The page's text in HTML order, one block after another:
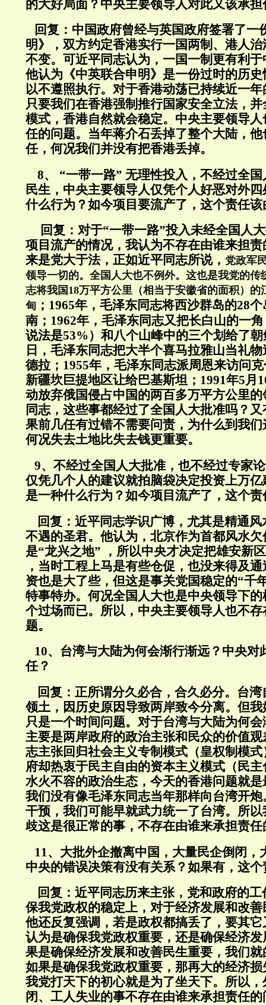
的大好局面？中央主要领导人对此又该承
回复：中国政府曾经与英国政府签署了一
明》，双方约定香港实行一国两制、港人
不变。可近平同志认为，一国一制更有利
他认为《中英联合申明》是一份过时的历
以不遵照执行。对于香港动荡已持续近一
只要我们在香港强制推行国家安全立法，
模式，香港自然就会稳定。中央主要领导
任的问题。当年蒋介石丢掉了整个大陆，
任，何况我们并没有把香港丢掉。
8、 “一带一路” 无理性投入，不经过全
民生，中央主要领导人仅凭个人好恶对外
什么行为？如今项目要流产了，这个责任
回复： 对于“一带一路”投入未经全国人
项目流产的情况，我认为不存在由谁来担
来是党大于法，正如近平同志所说， 党政军
领导一切的。全国人大也不例外。这也是我党的传
志将我国18万平方公里（相当于安徽省的面积）的
甸 ；1965年，毛泽东同志将西沙群岛的28
南；1962年，毛泽东同志又把长白山的一
说法是53%）和八个山峰中的三个划给了朝
日，毛泽东同志把大半个喜马拉雅山当礼
德拉；1955年，毛泽东同志派周恩来访问
新疆坎巨提地区让给巴基斯坦；1991年5月
动放弃俄国侵占中国的两百多万平方公里
同志，这些事都经过了全国人大批准吗？
果前几任有过错不需要问责，为什么到我
何况失去土地比失去钱更重要。
9、不经过全国人大批准，也不经过专家
仅凭几个人的建议就拍脑袋决定投资上万
是一种什么行为？如今项目流产了，这个
回复： 近平同志学识广博，尤其是精通
不遇的圣君。他认为，北京作为首都风水
是“龙兴之地” ，所以中央才决定把雄安新
，当时工程上马是有些仓促，也没来得及
资也是大了些，但这是事关党国稳定的“千
特事特办。何况全国人大也是中央领导下
个过场而已。所以，中央主要领导人也不
题。
10、台湾与大陆为何会渐行渐远？中央对
任？
回复： 正所谓分久必合，合久必分。台
领土，因历史原因导致两岸致今分离。但
只是一个时间问题。对于台湾与大陆为何
主要是两岸政府的政治主张和民众的价值
志主张回归社会主义专制模式（皇权制模
府却热衷于民主自由的资本主义模式（民
水火不容的政治生态，今天的香港问题就
我们没有像毛泽东同志当年那样向台湾开
干预，我们可能早就武力统一了台湾。所
歧这是很正常的事，不存在由谁来承担责任
11、大批外企撤离中国，大量民企倒闭，
中央的错误决策有没有关系？如果有，这
回复： 近平同志历来主张，党和政府的
保我党政权的稳定上，对于经济发展和改
他还反复强调，若是政权都搞丢了，要其
认为是确保我党政权重要，还是确保经济
果是确保经济发展和改善民生重要，我们
如果是确保我党政权重要，那再大的经济
我党打天下的初心就是为了坐天下。所以
闭、工人失业的事不存在由谁来承担责任的